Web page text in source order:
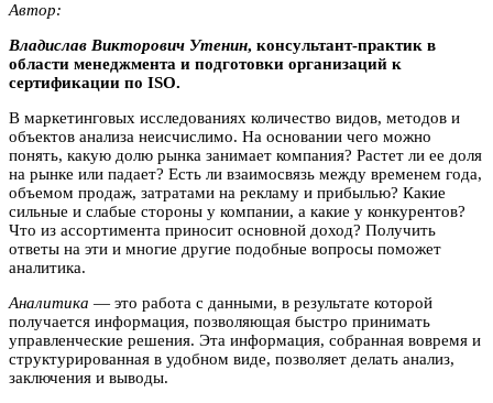
Автор:
Владислав Викторович Утeнин, консультант-практик в
области менеджмента и подготовки организаций к
сертификации по ISO.
В маркетинговых исследованиях количество видов, методов и
объектов анализа неисчислимо. На основании чего можно
понять, какую долю рынка занимает компания? Растет ли ее доля
на рынке или падает? Есть ли взаимосвязь между временем года,
объемом продаж, затратами на рекламу и прибылью? Какие
сильные и слабые стороны у компании, а какие у конкурентов?
Что из ассортимента приносит основной доход? Получить
ответы на эти и многие другие подобные вопросы поможет
аналитика.
Аналитика — это работа с данными, в результате которой
получается информация, позволяющая быстро принимать
управленческие решения. Эта информация, собранная вовремя и
структурированная в удобном виде, позволяет делать анализ,
заключения и выводы.